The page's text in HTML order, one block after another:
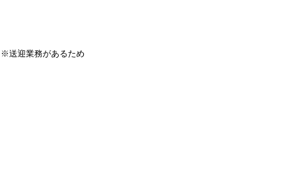
送迎業務があるため